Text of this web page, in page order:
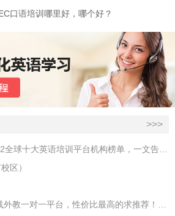
口语培训哪里好，哪个好？
>>>
【16万人的经验贴】2022全球十大英语培训平台机构榜单，一文告诉你
区）
【吐血整理】2026年在线外教一对一平台，性价比最高的求推荐！哪家效果好？